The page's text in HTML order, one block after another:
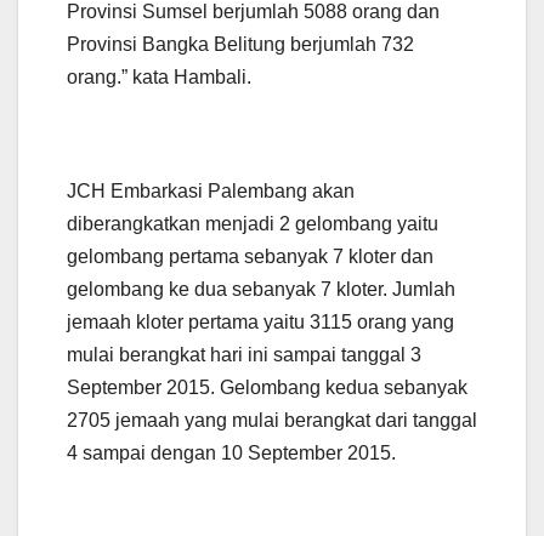
Provinsi Sumsel berjumlah 5088 orang dan
Provinsi Bangka Belitung berjumlah 732
orang.” kata Hambali.
JCH Embarkasi Palembang akan
diberangkatkan menjadi 2 gelombang yaitu
gelombang pertama sebanyak 7 kloter dan
gelombang ke dua sebanyak 7 kloter. Jumlah
jemaah kloter pertama yaitu 3115 orang yang
mulai berangkat hari ini sampai tanggal 3
September 2015. Gelombang kedua sebanyak
2705 jemaah yang mulai berangkat dari tanggal
4 sampai dengan 10 September 2015.